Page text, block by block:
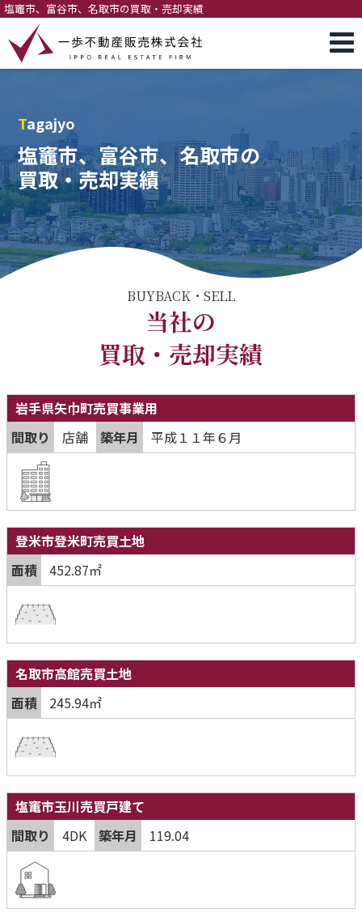
塩竈市、富谷市、名取市の買取・売却実績
Tagajyo
塩竈市、富谷市、名取市の
買取・売却実績
BUYBACK・SELL
当社の
買取・売却実績
岩手県矢巾町売買事業用
間取り
店舗 築年月 平成１１年６月
登米市登米町売買土地
面積
452.87㎡
名取市高館売買土地
面積
245.94㎡
塩竃市玉川売買戸建て
間取り
4DK 築年月 119.04